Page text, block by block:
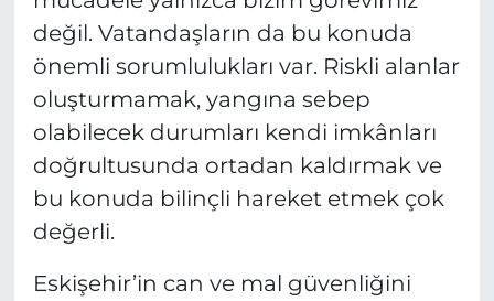
değil. Vatandaşların da bu konuda
önemli sorumlulukları var. Riskli alanlar
oluşturmamak, yangına sebep
olabilecek durumları kendi imkânları
doğrultusunda ortadan kaldırmak ve
bu konuda bilinçli hareket etmek çok
değerli.
Eskişehir’in can ve mal güvenliğini